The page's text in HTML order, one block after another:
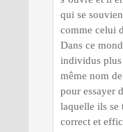
qui se
comme celui
Dans ce
individus plus
même nom
pour essayer
laquelle ils se
correct et